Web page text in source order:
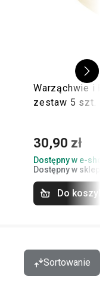
Warząchwie i
zestaw 5 szt.
30,90 zł
Dostępny w e-
Dostępny w
Do koszyka
Sortowanie